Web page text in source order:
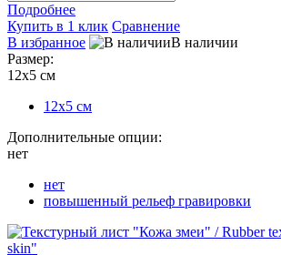
Подробнее
Купить в 1 клик Сравнение
В избранное
В наличии
Размер:
12х5 см
12х5 см
Дополнительные опции:
нет
нет
повышенный рельеф гравировки